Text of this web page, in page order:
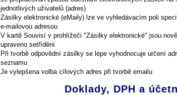
jednotlivých uživatelů (adres)
Zásilky elektronické (eMaily) lze ve vyhledávacím poli
e-mailovou adresou
V kartě Souvisí v prohlížeči "Zásilky elektronické" jsou
upraveno setřídění
Při tvorbě odpovědní zásilky se lépe vyhodnocuje určení
seznamu
Je vylepšena volba cílových adres při tvorbě emailu
Doklady, DPH a